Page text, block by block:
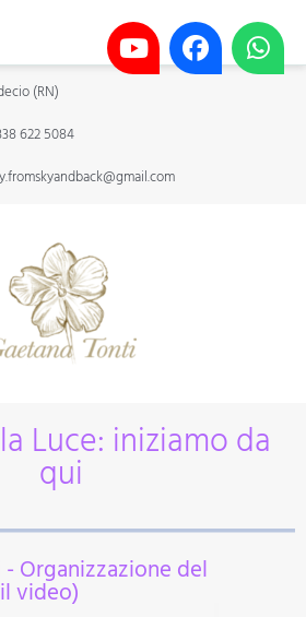
(RN)
622 5084
Luce: iniziamo da
qui
Organizzazione del
video)